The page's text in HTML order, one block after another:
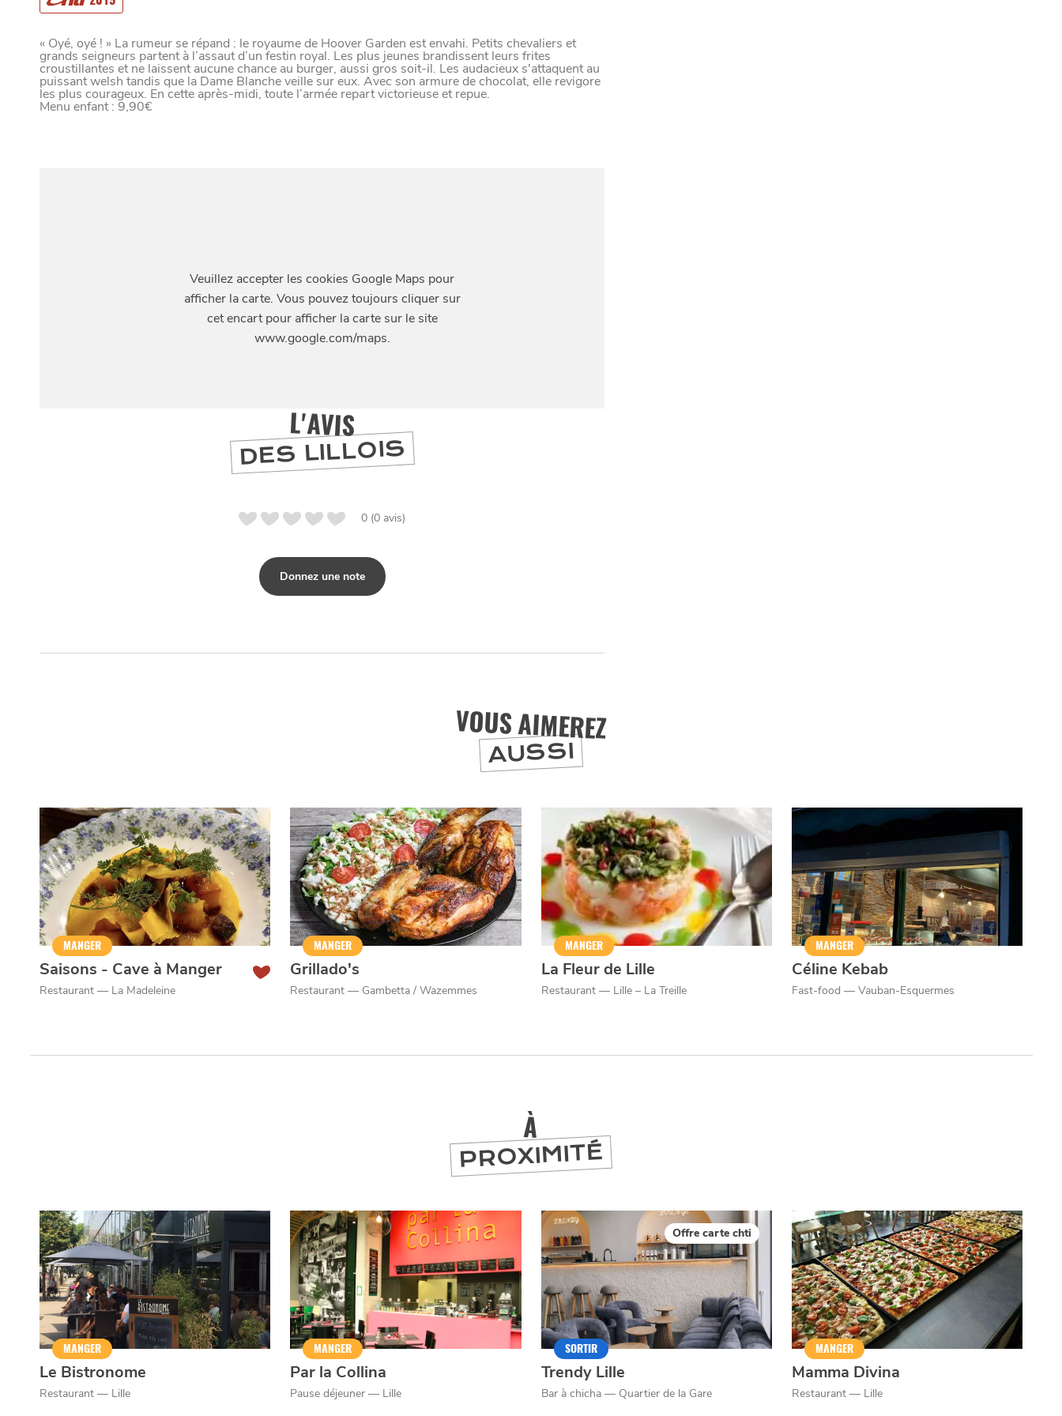
VIVRE DANS LE NORD
L
E
S
D
E
R
N
I
È
R
E
S
A
C
T
U
S
D
U
N
O
R
D
« Oyé, oyé ! » La rumeur se répand : le royaume de Hoover Garden est envahi. Petits chevaliers et
grands seigneurs partent à l’assaut d’un festin royal. Les plus jeunes brandissent leurs frites
croustillantes et ne laissent aucune chance au burger, aussi gros soit-il. Les audacieux s'attaquent au
puissant welsh tandis que la Dame Blanche veille sur eux. Avec son armure de chocolat, elle revigore
les plus courageux. En cette après-midi, toute l’armée repart victorieuse et repue.
Menu enfant : 9,90€
463 Avenue du Président Hoover, 59000 Lille
L'AVIS
DES LILLOIS
0 (0 avis)
Donnez une note
VOUS AIMEREZ
AUSSI
MANGER
Saisons - Cave à Manger
Restaurant — La Madeleine
MANGER
Grillado's
Restaurant — Gambetta / Wazemmes
MANGER
La Fleur de Lille
Restaurant — Lille – La Treille
MANGER
Céline Kebab
Fast-food — Vauban-Esquermes
À
PROXIMITÉ
MANGER
Le Bistronome
Restaurant — Lille
MANGER
Par la Collina
Pause déjeuner — Lille
Offre carte chti
SORTIR
Trendy Lille
Bar à chicha — Quartier de la Gare
MANGER
Mamma Divina
Restaurant — Lille
SORTIR
Google Analytics
Google Maps
des cookies pour améliorer le site aux besoins des visiteurs, notamment selon la fréquentation.
Nos politique de confidentialité